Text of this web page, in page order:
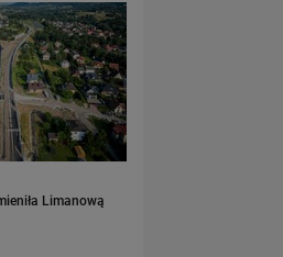
Limanową